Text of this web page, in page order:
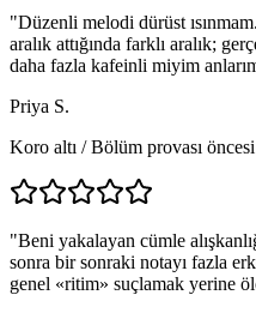
"Düzenli melodi dürüst
aralık attığında farklı aralık;
daha fazla kafeinli miyim
Priya S.
Koro altı /Bölüm provası öncesi
"Beni yakalayan cümle
sonra bir sonraki notayı fazla
genel «ritim» suçlamak yerine